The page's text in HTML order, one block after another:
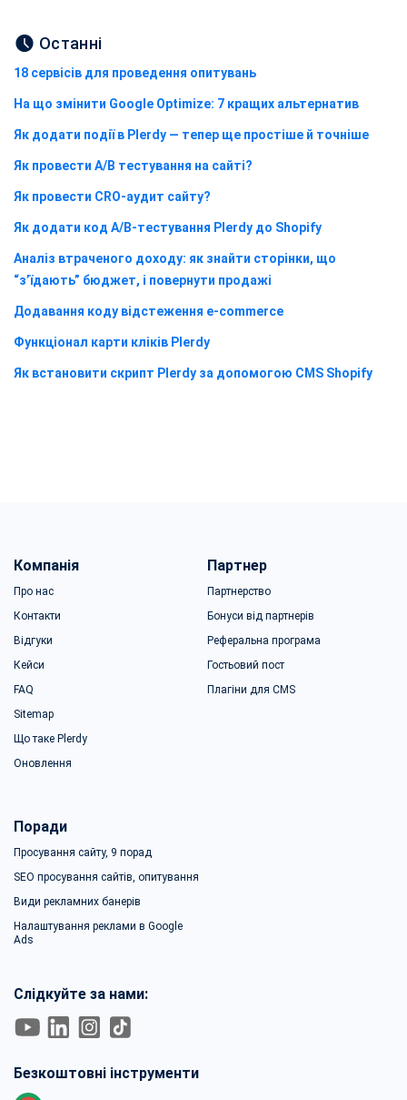
Останні
18 сервісів для проведення опитувань
На що змінити Google Optimize: 7 кращих альтернатив
Як додати події в Plerdy — тепер ще простіше й точніше
Як провести A/B тестування на сайті?
Як провести CRO-аудит сайту?
Як додати код A/B-тестування Plerdy до Shopify
Аналіз втраченого доходу: як знайти сторінки, що
“з’їдають” бюджет, і повернути продажі
Додавання коду відстеження e-commerce
Функціонал карти кліків Plerdy
Як встановити скрипт Plerdy за допомогою CMS Shopify
Компанія
Про нас
Контакти
Відгуки
Кейси
FAQ
Sitemap
Що таке Plerdy
Оновлення
Партнер
Партнерство
Бонуси від партнерів
Реферальна програма
Гостьовий пост
Плагіни для CMS
Поради
Просування сайту, 9 порад
SEO просування сайтів, опитування
Види рекламних банерів
Налаштування реклами в Google
Ads
Слідкуйте за нами:
Безкоштовні інструменти